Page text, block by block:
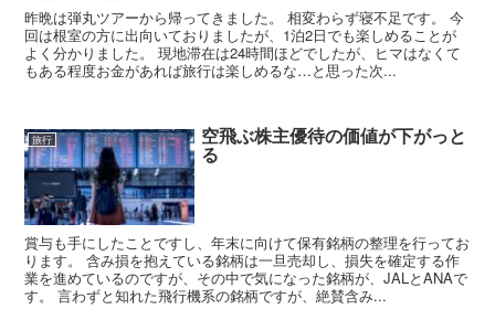
昨晩は弾丸ツアーから帰ってきました。 相変わらず寝不足です。 今
回は根室の方に出向いておりましたが、1泊2日でも楽しめることが
よく分かりました。 現地滞在は24時間ほどでしたが、ヒマはなくて
もある程度お金があれば旅行は楽しめるな…と思った次...
旅行 空飛ぶ株主優待の価値が下がっと
る
賞与も手にしたことですし、年末に向けて保有銘柄の整理を行ってお
ります。 含み損を抱えている銘柄は一旦売却し、損失を確定する作
業を進めているのですが、その中で気になった銘柄が、JALとANAで
す。 言わずと知れた飛行機系の銘柄ですが、絶賛含み...